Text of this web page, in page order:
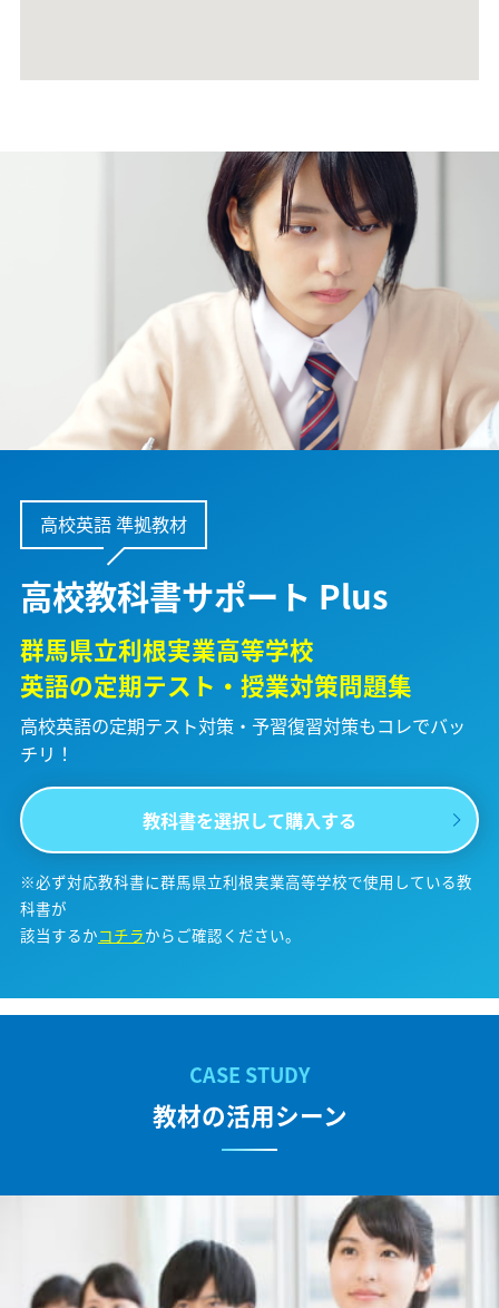
高校英語 準拠教材
高校教科書サポート Plus
群馬県立利根実業高等学校
英語の定期テスト・授業対策問題集
高校英語の定期テスト対策・予習復習対策もコレでバッ
チリ！
教科書を選択して購入する
※必ず対応教科書に群馬県立利根実業高等学校で使用している教
科書が
該当するかコチラからご確認ください。
教材の活用シーン